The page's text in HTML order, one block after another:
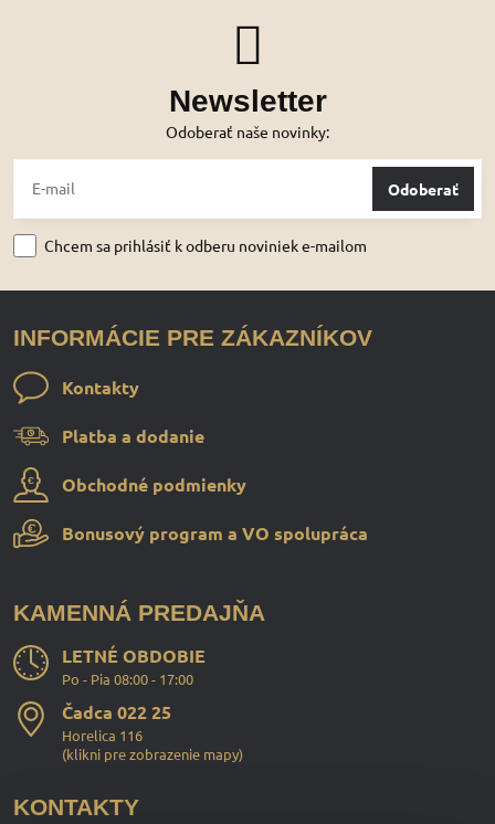
Newsletter
Odoberať naše novinky:
Odoberať
Chcem sa prihlásiť k odberu noviniek e-mailom
INFORMÁCIE PRE ZÁKAZNÍKOV
Kontakty
Platba a dodanie
Obchodné podmienky
Bonusový program a VO spolupráca
KAMENNÁ PREDAJŇA
LETNÉ OBDOBIE
Po - Pia 08:00 - 17:00
Čadca 022 25
Horelica 116
(klikni pre zobrazenie mapy)
KONTAKTY